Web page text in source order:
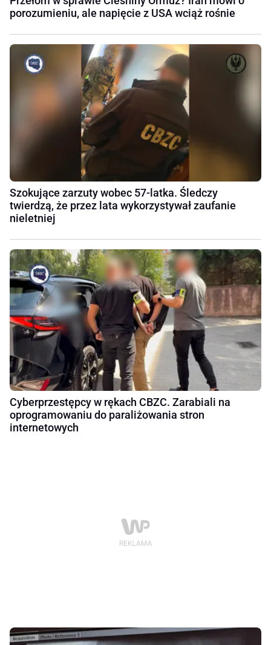
porozumieniu, ale napięcie z USA wciąż rośnie
Szokujące zarzuty wobec 57-latka. Śledczy
twierdzą, że przez lata wykorzystywał zaufanie
nieletniej
Cyberprzestępcy w rękach CBZC. Zarabiali na
oprogramowaniu do paraliżowania stron
internetowych